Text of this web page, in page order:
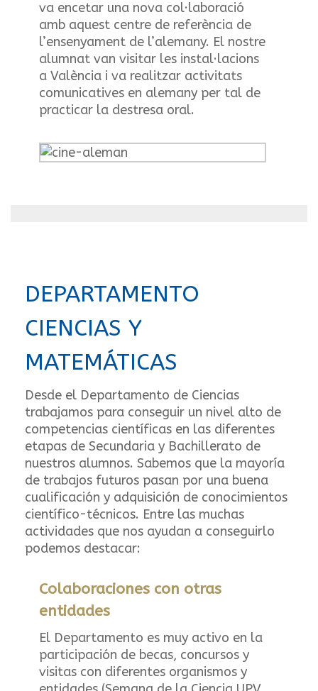
va encetar una nova col·laboració
amb aquest centre de referència de
l’ensenyament de l’alemany. El nostre
alumnat van visitar les instal·lacions
a València i va realitzar activitats
comunicatives en alemany per tal de
practicar la destresa oral.
DEPARTAMENTO
CIENCIAS Y
MATEMÁTICAS
Desde el Departamento de Ciencias
trabajamos para conseguir un nivel alto de
competencias científicas en las diferentes
etapas de Secundaria y Bachillerato de
nuestros alumnos. Sabemos que la mayoría
de trabajos futuros pasan por una buena
cualificación y adquisición de conocimientos
científico-técnicos. Entre las muchas
actividades que nos ayudan a conseguirlo
podemos destacar:
Colaboraciones con otras
entidades
El Departamento es muy activo en la
participación de becas, concursos y
visitas con diferentes organismos y